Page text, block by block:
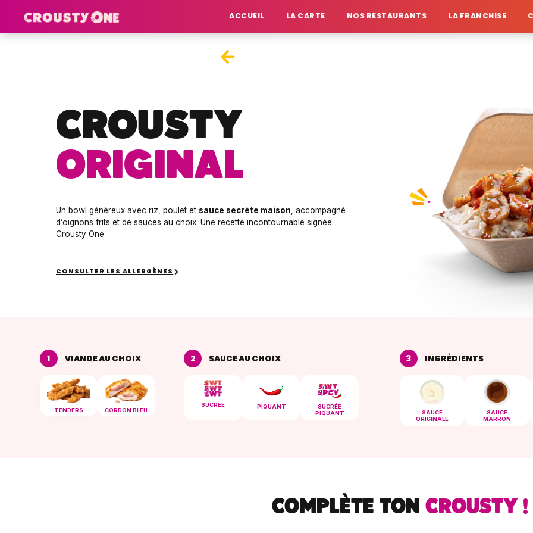
ACCUEIL LA CARTE NOS RESTAURANTS LA FRANCHISE
CROUSTY
ORIGINAL
Un bowl généreux avec riz, poulet et sauce secrète maison , accompagné
d’oignons frits et de sauces au choix. Une recette incontournable signée
Crousty One.
CONSULTER LES ALLERGÈNES
1 VIANDE AU CHOIX
TENDERS CORDON BLEU
2 SAUCE AU CHOIX
SUCRÉE PIQUANT
SUCRÉE
PIQUANT
3 INGRÉDIENTS
SAUCE
ORIGINALE
SAUCE
MARRON
COMPLÈTE TON CROUSTY !